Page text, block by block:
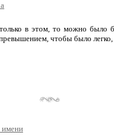
в этом, то можно было
чтобы было
имени